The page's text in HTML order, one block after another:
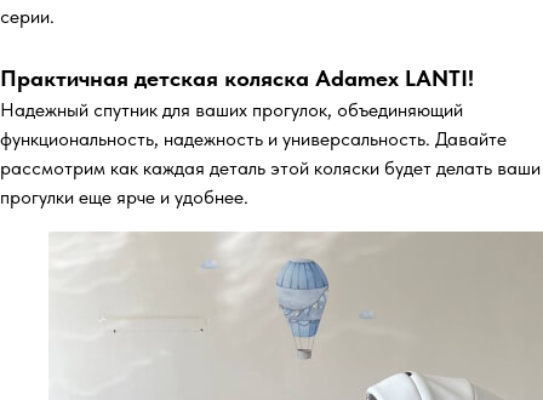
серии.
Практичная детская коляска Adamex LANTI!
Надежный спутник для ваших прогулок, объединяющий
функциональность, надежность и универсальность. Давайте
рассмотрим как каждая деталь этой коляски будет делать ваши
прогулки еще ярче и удобнее.